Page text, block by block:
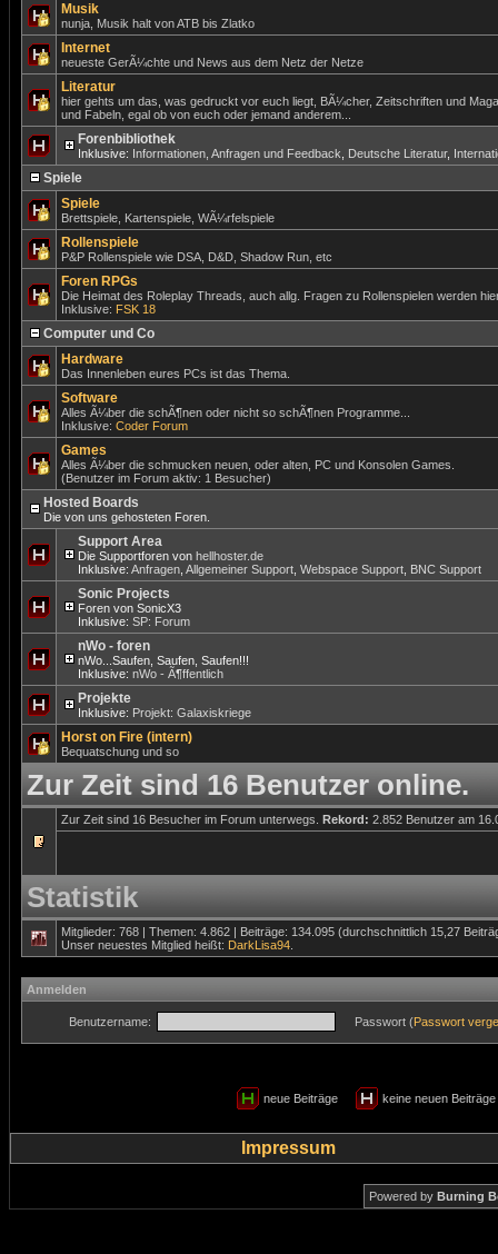
Musik
nunja, Musik halt von ATB bis Zlatko
Internet
neueste GerÃ¼chte und News aus dem Netz der Netze
Literatur
hier gehts um das, was gedruckt vor euch liegt, BÃ¼cher, Zeitschriften und
und Fabeln, egal ob von euch oder jemand anderem...
Forenbibliothek
Inklusive: Informationen, Anfragen und Feedback Deutsche Literatur,
Spiele
Spiele
Brettspiele, Kartenspiele, WÃ¼rfelspiele
Rollenspiele
P&P Rollenspiele wie DSA, D&D, Shadow Run, etc
Foren RPGs
Die Heimat des Roleplay Threads, auch allg. Fragen zu Rollenspielen werden
Inklusive: FSK 18
Computer und Co
Hardware
Das Innenleben eures PCs ist das Thema.
Software
Alles Ã¼ber die schÃ¶nen oder nicht so schÃ¶nen Programme...
Inklusive: Coder Forum
Games
Alles Ã¼ber die schmucken neuen, oder alten, PC und Konsolen Games.
(Benutzer im Forum aktiv: 1 Besucher)
Hosted Boards
Die von uns gehosteten Foren.
Support Area
Die Supportforen von hellhoster.de
Inklusive: Anfragen Allgemeiner Support Webspace Support BNC Support
Sonic Projects
Foren von SonicX3
Inklusive: SP: Forum
nWo - foren
nWo...Saufen, Saufen, Saufen!!!
Inklusive: nWo - Ã¶ffentlich
Projekte
Inklusive: Projekt: Galaxiskriege
Horst on Fire (intern)
Bequatschung und so
Zur Zeit sind 16 Benutzer online.
Zur Zeit sind 16 Besucher im Forum unterwegs. Rekord: 2.852 Benutzer am
Statistik
Mitglieder: 768 | Themen: 4.862 | Beiträge: 134.095 (durchschnittlich 15,27
Unser neuestes Mitglied heißt: DarkLisa94
Anmelden
Benutzername: Passwort (Passwort
neue Beiträge keine neuen
Impressum
Powered by Burning